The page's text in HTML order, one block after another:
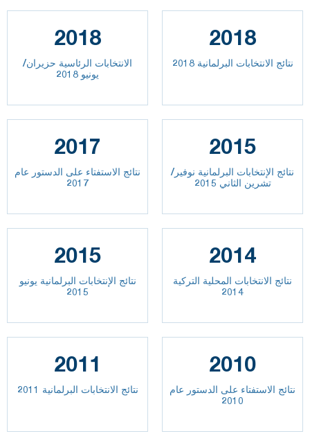
2018
الانتخابات الرئاسية حزيران/
يونيو 2018
2018
نتائج الانتخابات البرلمانية 2018
2017
نتائج الاستفتاء على الدستور عام
2017
2015
نتائج الإنتخابات البرلمانية نوفير/
تشرين الثاني 2015
2015
نتائج الإنتخابات البرلمانية يونيو
2015
2014
نتائج الانتخابات المحلية التركية
2014
2011
نتائج الانتخابات البرلمانية 2011
2010
نتائج الاستفتاء على الدستور عام
2010